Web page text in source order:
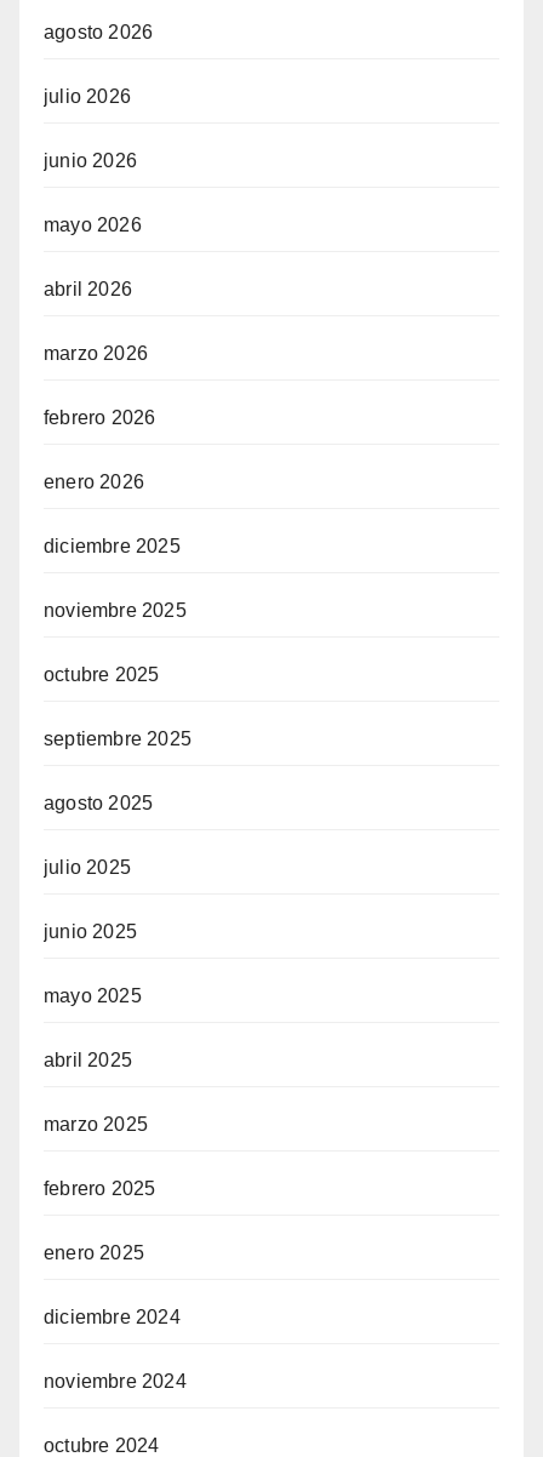
agosto 2026
julio 2026
junio 2026
mayo 2026
abril 2026
marzo 2026
febrero 2026
enero 2026
diciembre 2025
noviembre 2025
octubre 2025
septiembre 2025
agosto 2025
julio 2025
junio 2025
mayo 2025
abril 2025
marzo 2025
febrero 2025
enero 2025
diciembre 2024
noviembre 2024
octubre 2024